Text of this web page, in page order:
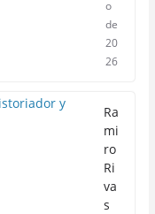
o
de
20
26
Ra
mi
ro
Ri
va
s